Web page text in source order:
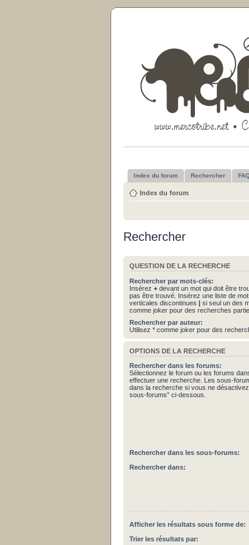
Index du forum Rechercher
Index du forum
Rechercher
QUESTION DE LA RECHERCHE
Rechercher par mots-clés:
Insérez + devant un mot qui doit être
pas être trouvé. Insérez une liste de
verticales discontinues | si seul un des
comme joker pour des recherches
Rechercher par auteur:
Utilisez * comme joker pour des
OPTIONS DE LA RECHERCHE
Rechercher dans les forums:
Sélectionnez le forum ou les forums
effectuer une recherche. Les sous-
dans la recherche si vous ne
sous-forums” ci-dessous.
Rechercher dans les sous-forums:
Rechercher dans:
Afficher les résultats sous forme de:
Trier les résultats par: